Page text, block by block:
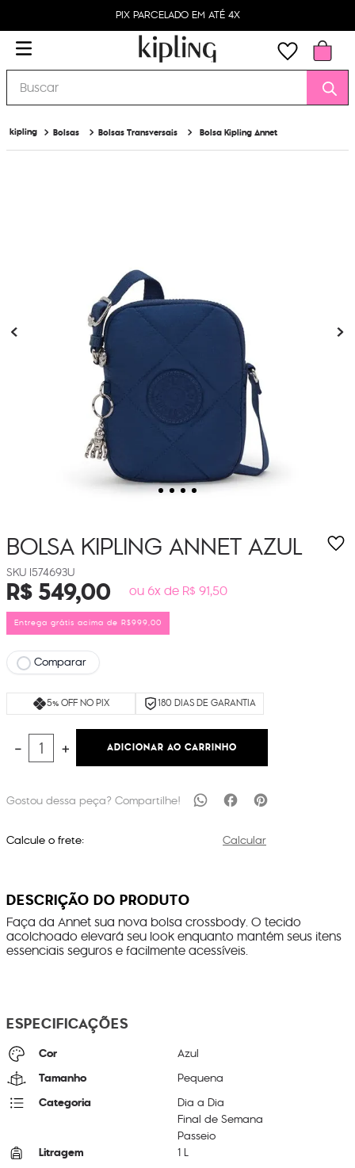
PIX PARCELADO EM ATÉ 4X
Buscar
Bolsas Bolsas Transversais Bolsa Kipling Annet
BOLSA KIPLING ANNETAZUL
I574693U
R$549,00 ou 6x de R$ 91,50
Entrega grátis acima de R$999,00
Comparar
5% OFF NO PIX 180 DIAS DE GARANTIA
＋
－ ADICIONAR AO CARRINHO
Calcule o frete: Calcular
DESCRIÇÃO DO PRODUTO
Faça da Annet sua nova bolsa crossbody. O tecido
acolchoado elevará seu look enquanto mantém seus itens
essenciais seguros e facilmente acessíveis.
ESPECIFICAÇÕES
Cor Azul
Tamanho Pequena
Categoria
Dia a Dia
Final de Semana
Passeio
Litragem 1 L